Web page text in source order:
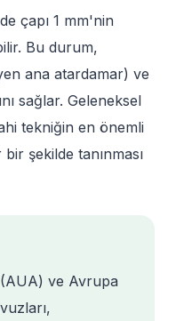
çapı 1 mm'nin
Bu durum,
ana atardamar) ve
sağlar. Geleneksel
tekniğin en önemli
şekilde tanınması
ve Avrupa